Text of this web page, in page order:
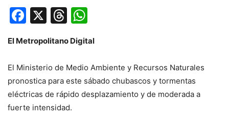
Facebook
X Threads
El Metropolitano Digital
El Ministerio de Medio Ambiente y Recursos Naturales
pronostica para este sábado chubascos y tormentas
eléctricas de rápido desplazamiento y de moderada a
fuerte intensidad.